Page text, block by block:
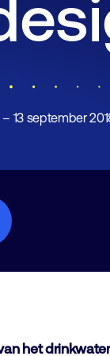
– 13 september
het